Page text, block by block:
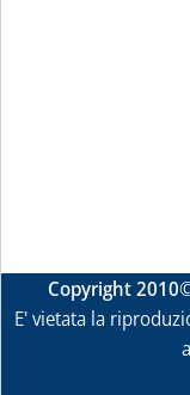
Copyright 2010
E' vietata la